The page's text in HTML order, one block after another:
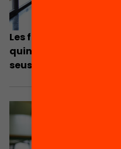
Les famílies en el
quin suport poden
seus fills durant el